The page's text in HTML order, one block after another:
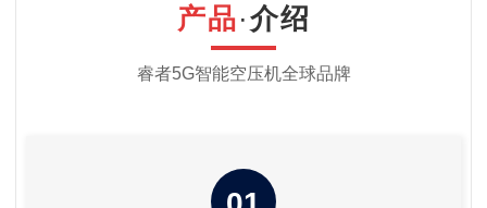
产品·介绍
睿者5G智能空压机全球品牌